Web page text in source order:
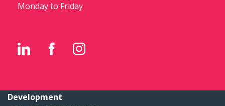
Monday to Friday
Development